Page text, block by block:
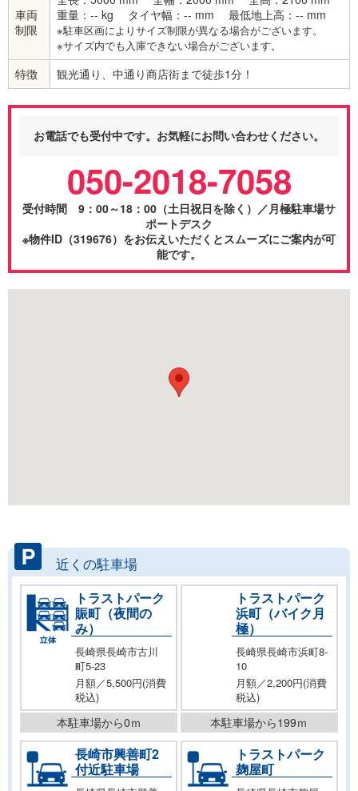
車両
制限
重量：-- kg
タイヤ幅：-- mm 最低地上高：-- mm
※駐車区画によりサイズ制限が異なる場合がございます。
※サイズ内でも入庫できない場合がございます。
特徴 観光通り、中通り商店街まで徒歩1分！
お電話でも受付中です。お気軽にお問い合わせください。
050-2018-7058
受付時間 9：00～18：00（土日祝日を除く）／月極駐車場サ
ポートデスク
※物件ID（319676）をお伝えいただくとスムーズにご案内が可
能です。
近くの駐車場
トラストパーク
賑町（夜間の
み）
長崎県長崎市古川
町5-23
月額／5,500円(消費
税込)
本駐車場から0ｍ
トラストパーク
浜町（バイク月
極）
長崎県長崎市浜町8-
10
月額／2,200円(消費
税込)
本駐車場から199ｍ
長崎市興善町2
付近駐車場
トラストパーク
麹屋町